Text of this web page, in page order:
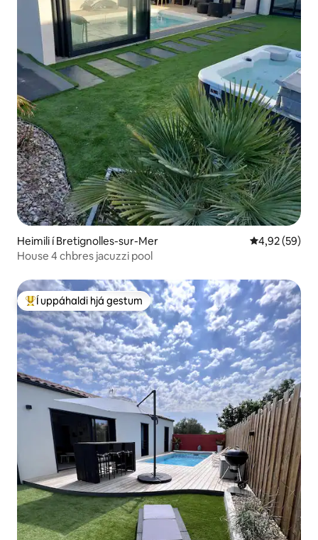
Heimili í Bretignolles-sur-Mer 4,92 af 5 í
4,92 (59)
House 4 chbres jacuzzi pool
Í mestu uppáhaldi hjá gestum
Í uppáhaldi hjá gestum